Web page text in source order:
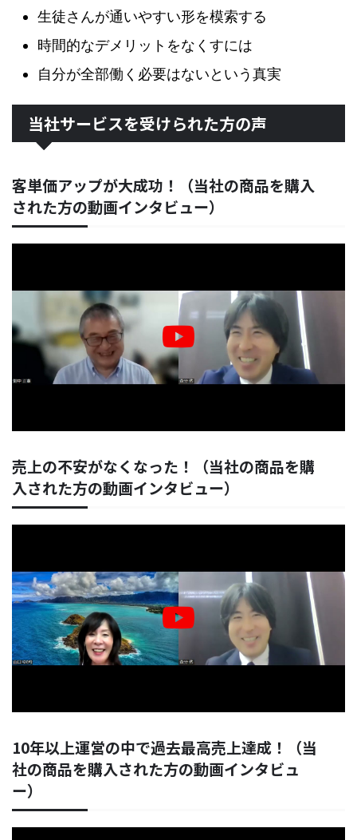
生徒さんが通いやすい形を模索する
時間的なデメリットをなくすには
自分が全部働く必要はないという真実
当社サービスを受けられた方の声
客単価アップが大成功！（当社の商品を購入
された方の動画インタビュー）
売上の不安がなくなった！（当社の商品を購
入された方の動画インタビュー）
10年以上運営の中で過去最高売上達成！（当
社の商品を購入された方の動画インタビュ
ー）